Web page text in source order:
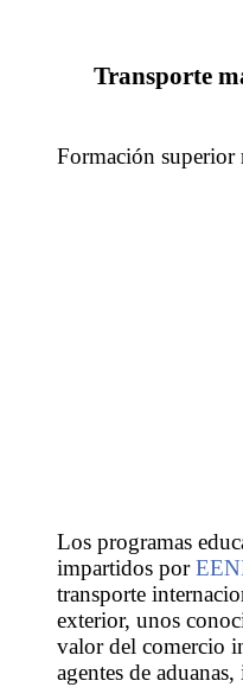
Transporte
Formación superior
Los programas
impartidos por
transporte
exterior, unos
valor del comercio
agentes de